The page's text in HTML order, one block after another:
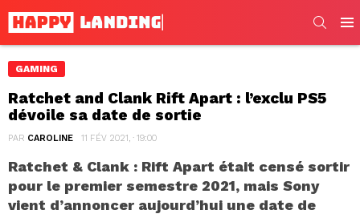
GAMING
Ratchet and Clank Rift Apart : l’exclu PS5
dévoile sa date de sortie
PAR CAROLINE 11 FÉV 2021, · 19:00
Ratchet & Clank : Rift Apart était censé sortir
pour le premier semestre 2021, mais Sony
vient d’annoncer aujourd’hui une date de